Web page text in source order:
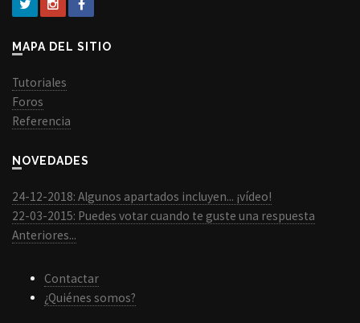
MAPA DEL SITIO
Tutoriales
Foros
Referencia
NOVEDADES
24-12-2018: Algunos apartados incluyen... ¡vídeo!
22-03-2015: Puedes votar cuando te guste una respuesta
Anteriores...
Contactar
¿Quiénes somos?